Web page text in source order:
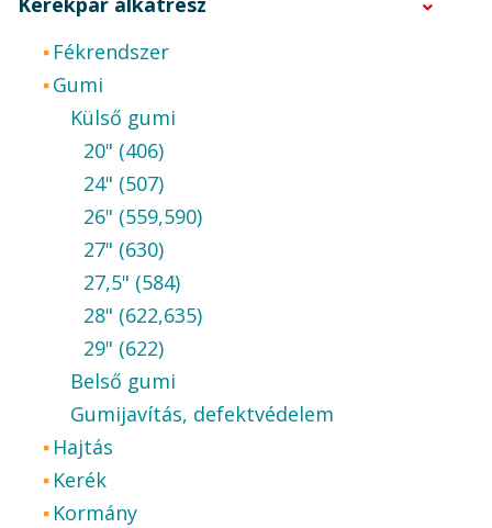
Fékrendszer
Gumi
Külső gumi
20" (406)
24" (507)
26" (559,590)
27" (630)
27,5" (584)
28" (622,635)
29" (622)
Belső gumi
Gumijavítás, defektvédelem
Hajtás
Kerék
Kormány